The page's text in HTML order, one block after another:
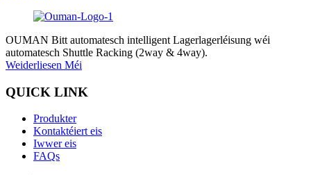
OUMAN Bitt automatesch intelligent Lagerlagerléisung wéi
automatesch Shuttle Racking (2way & 4way).
Weiderliesen Méi
QUICK LINK
Produkter
Kontaktéiert eis
Iwwer eis
FAQs